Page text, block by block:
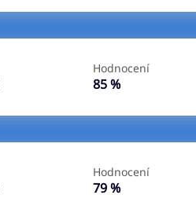
Hodnocení
85 %
Hodnocení
79 %